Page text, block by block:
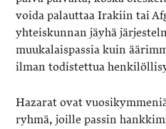
voida palauttaa Irakiin tai
yhteiskunnan jäyhä
muukalaispassia kuin
ilman todistettua
Hazarat ovat
ryhmä, joille passin